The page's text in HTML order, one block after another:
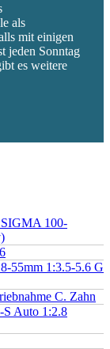
als
mit einigen
jeden Sonntag
es weitere
100-
55mm 1:3.5-5.6 G
C. Zahn
Auto 1:2.8